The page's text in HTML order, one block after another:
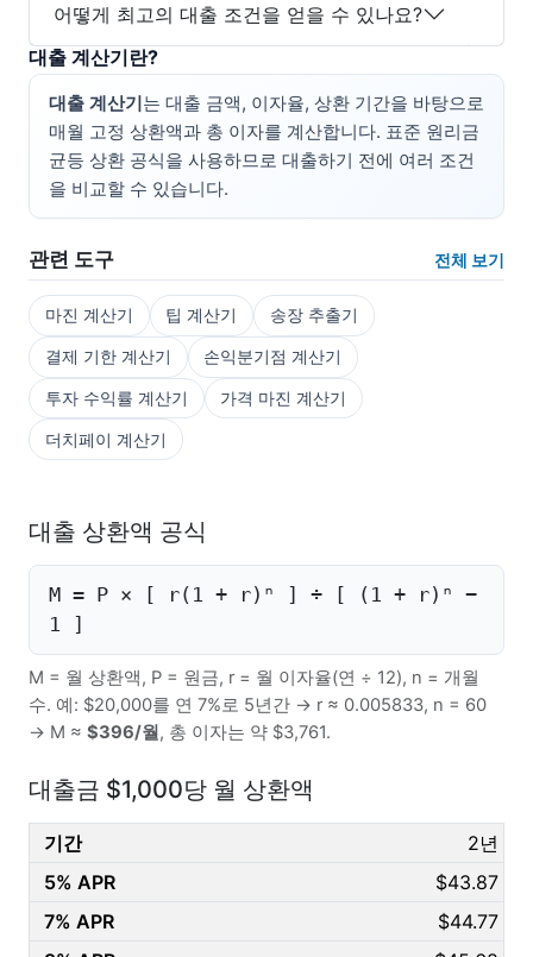
어떻게 최고의 대출 조건을 얻을 수 있나요?
대출 계산기란?
대출 계산기는 대출 금액, 이자율, 상환 기간을 바탕으로
매월 고정 상환액과 총 이자를 계산합니다. 표준 원리금
균등 상환 공식을 사용하므로 대출하기 전에 여러 조건
을 비교할 수 있습니다.
관련 도구 전체 보기
마진 계산기 팁 계산기 송장 추출기
결제 기한 계산기 손익분기점 계산기
투자 수익률 계산기 가격 마진 계산기
더치페이 계산기
대출 상환액 공식
M = P × [ r(1 + r)ⁿ ] ÷ [ (1 + r)ⁿ −
1 ]
M = 월 상환액, P = 원금, r = 월 이자율(연 ÷ 12), n = 개월
수. 예: $20,000를 연 7%로 5년간 → r ≈ 0.005833, n = 60
→ M ≈ $396/월, 총 이자는 약 $3,761.
대출금 $1,000당 월 상환액
2년
$43.87
$44.77